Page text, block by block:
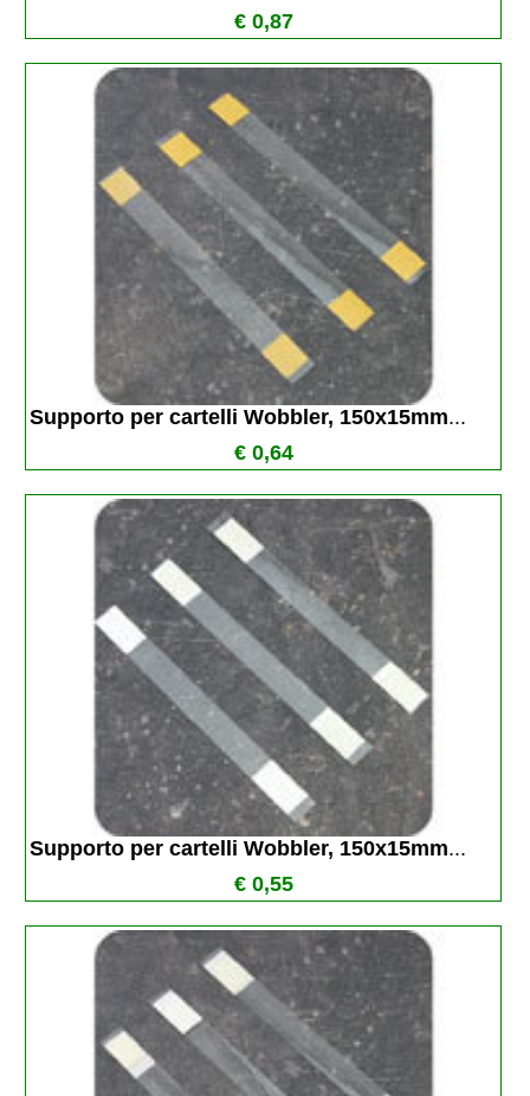
€ 0,87
Supporto per cartelli Wobbler, 150x15mm...
€ 0,64
Supporto per cartelli Wobbler, 150x15mm...
€ 0,55